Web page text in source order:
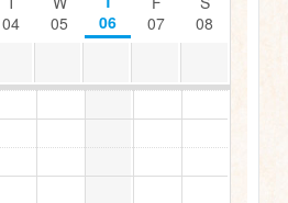
04 05 06 07 08